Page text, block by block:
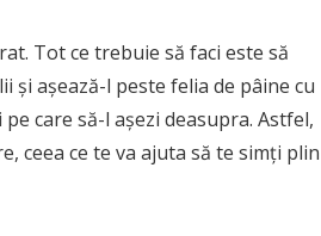
Tot ce trebuie să faci este să
și așează-l peste felia de pâine cu
care să-l așezi deasupra. Astfel,
ceea ce te va ajuta să te simți plin